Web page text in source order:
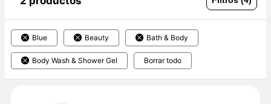
Blue Beauty Bath & Body
Body Wash & Shower Gel Borrar todo